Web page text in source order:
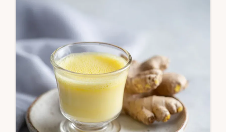
Das beste goldene Milch Rezept für einen
wärmenden Moment. Erfahren Sie, wie Sie
Haldi Doodh mit Kurkuma und Zimt für 2
Portionen zubereiten.